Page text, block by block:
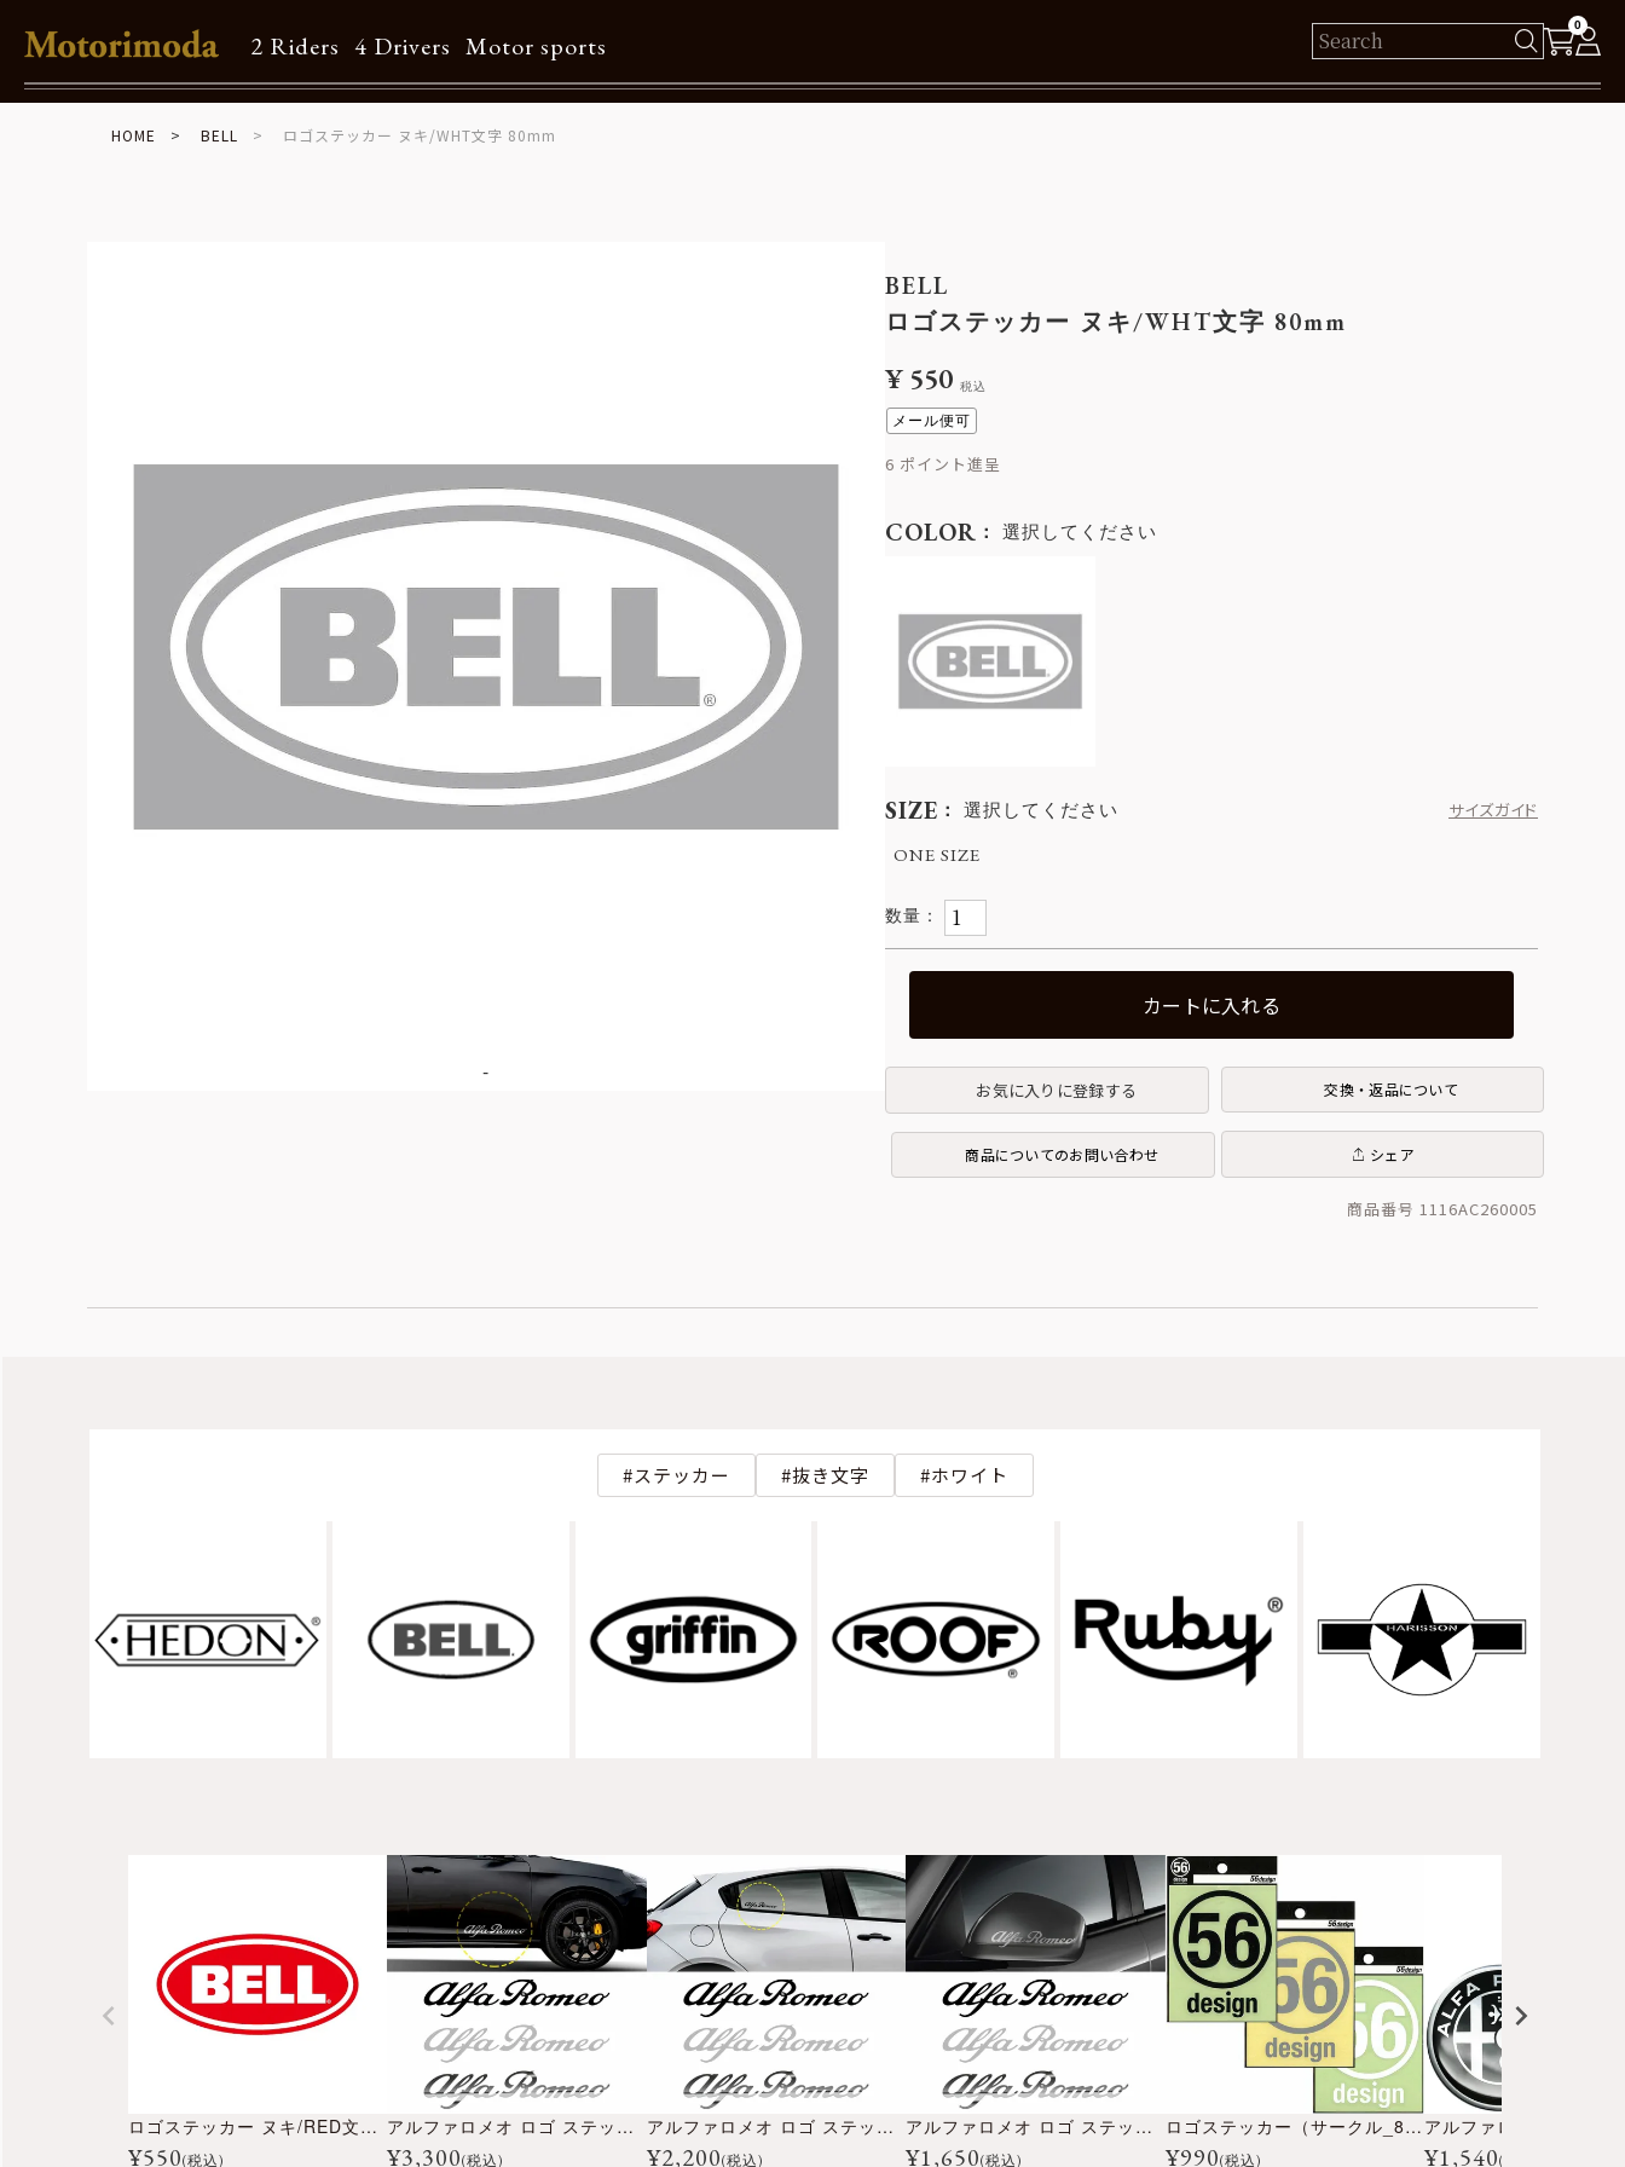
2 Riders 4 Drivers Motor sports
0
Shop Info
Guide
リクルート
HOME BELL ロゴステッカー ヌキ/WHT文字 80mm
-
BELL
ロゴステッカー ヌキ/WHT文字 80mm
¥ 550 税込
メール便可
6
SIZE 選択してください
サイズガイド
ONE SIZE
COLOR 選択してください
カートに入れる
お気に入りに登録する 交換・返品について
商品についてのお問い合わせ シェア
商品番号 1116AC260005
ステッカー 抜き文字 ホワイト
ロゴステッカー ヌキ/RED文字 80mm
¥550(税込)
アルファロメオ ロゴ ステッカー （25cm）
¥3,300(税込)
アルファロメオ ロゴ ステッカー （13cm）
¥2,200(税込)
アルファロメオ ロゴ ステッカー （10cm）
¥1,650(税込)
ロゴステッカー（サークル_80）
¥990(税込) ¥1,540(税込)